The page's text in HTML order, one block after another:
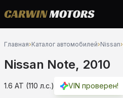
Главная›Каталог автомобилей›Nissan›
Nissan Note, 2010
1.6 AT (110 л.с.) VIN проверен!